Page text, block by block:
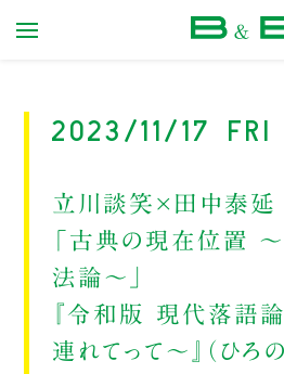
2023/11/17 Fri
立川談笑×田中泰延
「古典の現在位置
法論〜」
『令和版 現代落語
連れてって〜』（ひろ